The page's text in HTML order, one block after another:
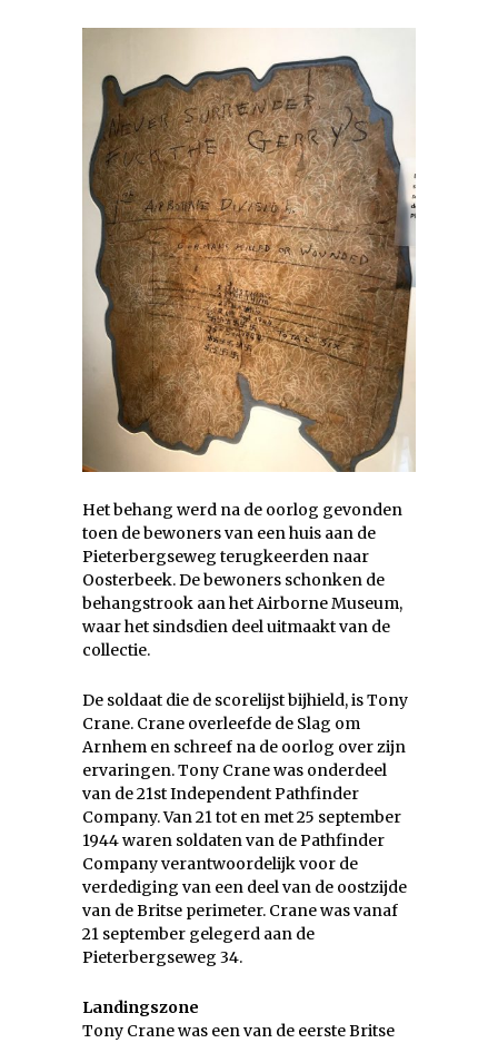
Het behang werd na de oorlog gevonden
toen de bewoners van een huis aan de
Pieterbergseweg terugkeerden naar
Oosterbeek. De bewoners schonken de
behangstrook aan het Airborne Museum,
waar het sindsdien deel uitmaakt van de
collectie.
De soldaat die de scorelijst bijhield, is Tony
Crane. Crane overleefde de Slag om
Arnhem en schreef na de oorlog over zijn
ervaringen. Tony Crane was onderdeel
van de 21st Independent Pathfinder
Company. Van 21 tot en met 25 september
1944 waren soldaten van de Pathfinder
Company verantwoordelijk voor de
verdediging van een deel van de oostzijde
van de Britse perimeter. Crane was vanaf
21 september gelegerd aan de
Pieterbergseweg 34.
Landingszone
Tony Crane was een van de eerste Britse